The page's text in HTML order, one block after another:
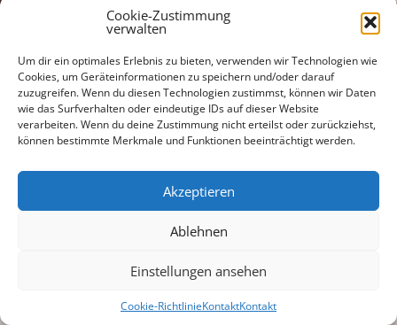
Cookie-Zustimmung
verwalten
Um dir ein optimales Erlebnis zu bieten, verwenden wir Technologien wie
Cookies, um Geräteinformationen zu speichern und/oder darauf
zuzugreifen. Wenn du diesen Technologien zustimmst, können wir Daten
wie das Surfverhalten oder eindeutige IDs auf dieser Website
verarbeiten. Wenn du deine Zustimmung nicht erteilst oder zurückziehst,
können bestimmte Merkmale und Funktionen beeinträchtigt werden.
Akzeptieren
Ablehnen
Einstellungen ansehen
Cookie-RichtlinieKontaktKontakt
Fax +49 (0)941 56712301
buero@freiraumarchitekten.com
Suchen
nach: